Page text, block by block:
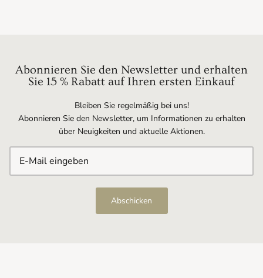
Abonnieren Sie den Newsletter und erhalten
Sie 15 % Rabatt auf Ihren ersten Einkauf
Bleiben Sie regelmäßig bei uns!
Abonnieren Sie den Newsletter, um Informationen zu erhalten
über Neuigkeiten und aktuelle Aktionen.
Abschicken